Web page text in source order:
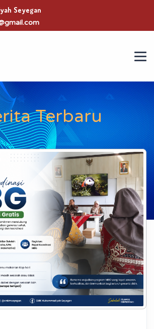
Seyegan
Terbaru